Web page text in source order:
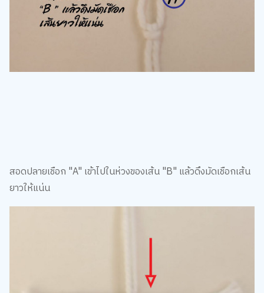
สอดปลายเชือก "A" เข้าไปในห่วงของเส้น "B" แล้วดึงมัดเชือกเส้น
ยาวให้แน่น